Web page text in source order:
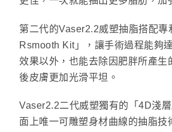
第二代的Vaser2.2威塑抽脂搭配專
Rsmooth Kit」，讓手術過程能夠
效果以外，也能去除因肥胖所產生
後皮膚更加光滑平坦。
Vaser2.2二代威塑獨有的「4D淺
面上唯一可雕塑身材曲線的抽脂技